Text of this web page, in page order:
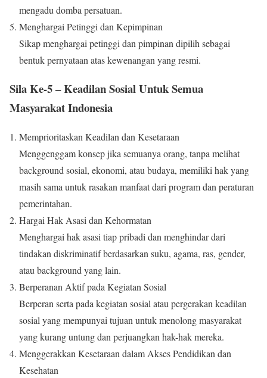
mengadu domba persatuan.
Menghargai Petinggi dan Kepimpinan
Sikap menghargai petinggi dan pimpinan dipilih sebagai
bentuk pernyataan atas kewenangan yang resmi.
Sila Ke-5 – Keadilan Sosial Untuk Semua
Masyarakat Indonesia
Memprioritaskan Keadilan dan Kesetaraan
Menggenggam konsep jika semuanya orang, tanpa melihat
background sosial, ekonomi, atau budaya, memiliki hak yang
masih sama untuk rasakan manfaat dari program dan peraturan
pemerintahan.
Hargai Hak Asasi dan Kehormatan
Menghargai hak asasi tiap pribadi dan menghindar dari
tindakan diskriminatif berdasarkan suku, agama, ras, gender,
atau background yang lain.
Berperanan Aktif pada Kegiatan Sosial
Berperan serta pada kegiatan sosial atau pergerakan keadilan
sosial yang mempunyai tujuan untuk menolong masyarakat
yang kurang untung dan perjuangkan hak-hak mereka.
Menggerakkan Kesetaraan dalam Akses Pendidikan dan
Kesehatan